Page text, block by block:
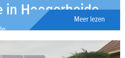
in Hoogerheide
Meer lezen